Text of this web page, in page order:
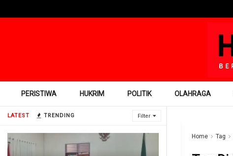
LATEST TRENDING Filter
PERISTIWA HUKRIM POLITIK OLAHRAGA
Home Tag